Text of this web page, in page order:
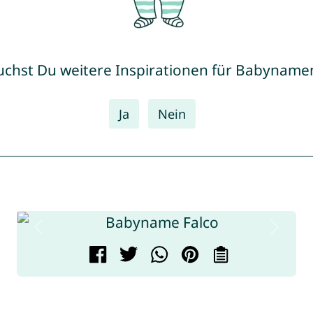
Du weitere Inspirationen für
Ja Nein